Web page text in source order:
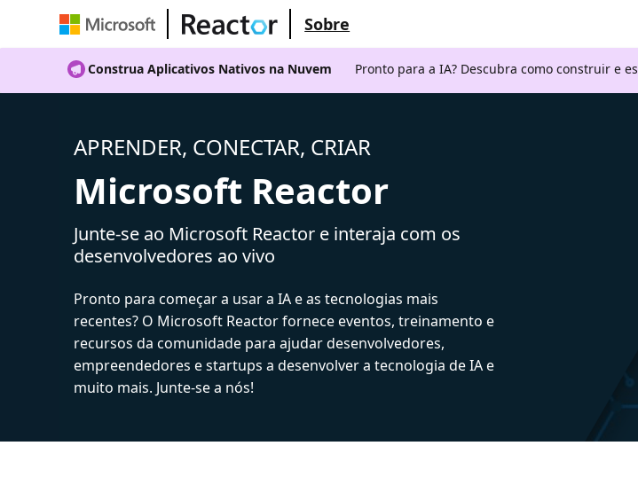
Sobre
Construa Aplicativos Nativos na Nuvem Pronto para a IA? Descubra como construir e
APRENDER, CONECTAR, CRIAR
Microsoft Reactor
Junte-se ao Microsoft Reactor e interaja com os
desenvolvedores ao vivo
Pronto para começar a usar a IA e as tecnologias mais
recentes? O Microsoft Reactor fornece eventos, treinamento e
recursos da comunidade para ajudar desenvolvedores,
empreendedores e startups a desenvolver a tecnologia de IA e
muito mais. Junte-se a nós!